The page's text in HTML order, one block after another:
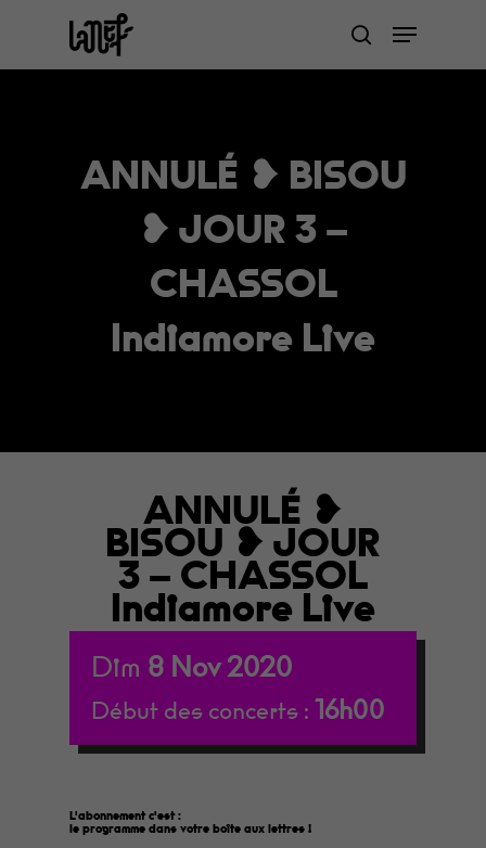
main
search
Menu
ANNULÉ ❥ BISOU
❥ JOUR 3 –
CHASSOL
Indiamore Live
ANNULÉ ❥
BISOU ❥ JOUR
3 – CHASSOL
Indiamore Live
Dim 8 Nov 2020
Début des concerts : 16h00
L'abonnement c'est :
le programme dans votre boîte aux lettres !
Close